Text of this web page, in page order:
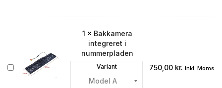
Bakkamera
integreret
1 × Bakkamera
integreret i
nummerpladen
Variant 750,00 kr. Inkl. Moms